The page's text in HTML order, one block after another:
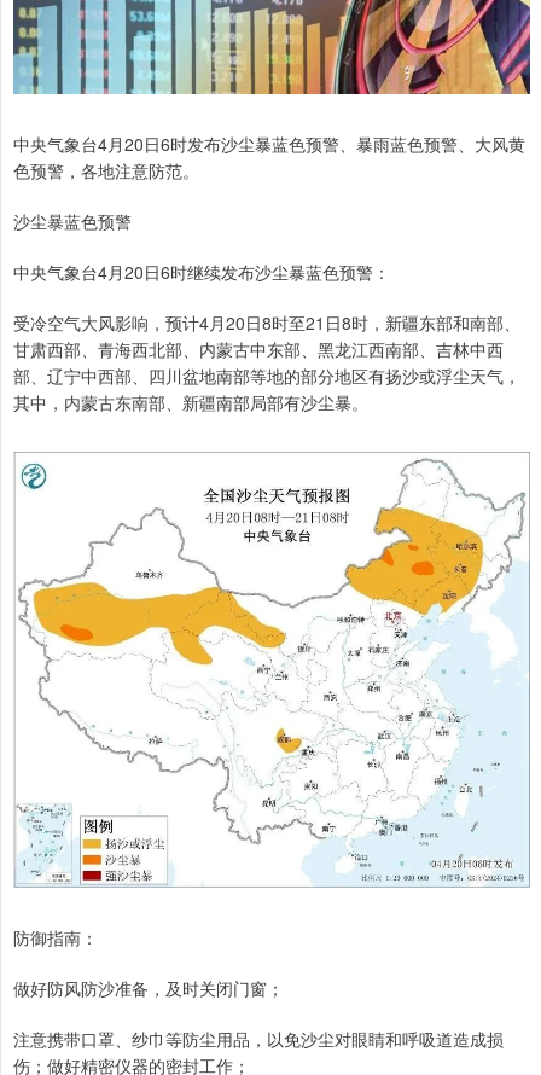
中央气象台4月20日6时发布沙尘暴蓝色预警、暴雨蓝色预警、大风黄
色预警，各地注意防范。
沙尘暴蓝色预警
中央气象台4月20日6时继续发布沙尘暴蓝色预警：
受冷空气大风影响，预计4月20日8时至21日8时，新疆东部和南部、
甘肃西部、青海西北部、内蒙古中东部、黑龙江西南部、吉林中西
部、辽宁中西部、四川盆地南部等地的部分地区有扬沙或浮尘天气，
其中，内蒙古东南部、新疆南部局部有沙尘暴。
防御指南：
做好防风防沙准备，及时关闭门窗；
注意携带口罩、纱巾等防尘用品，以免沙尘对眼睛和呼吸道造成损
伤；做好精密仪器的密封工作；